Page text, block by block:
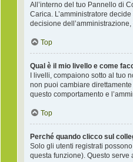
All’interno del tuo Pannello di
Carica. L’amministratore
decisione
Top
Qual è il mio livello e come
I livelli, compaiono sotto al tuo
non puoi cambiare
questo comportamento e
Top
Perché quando clicco sul
Solo gli utenti registrati
questa funzione). Questo